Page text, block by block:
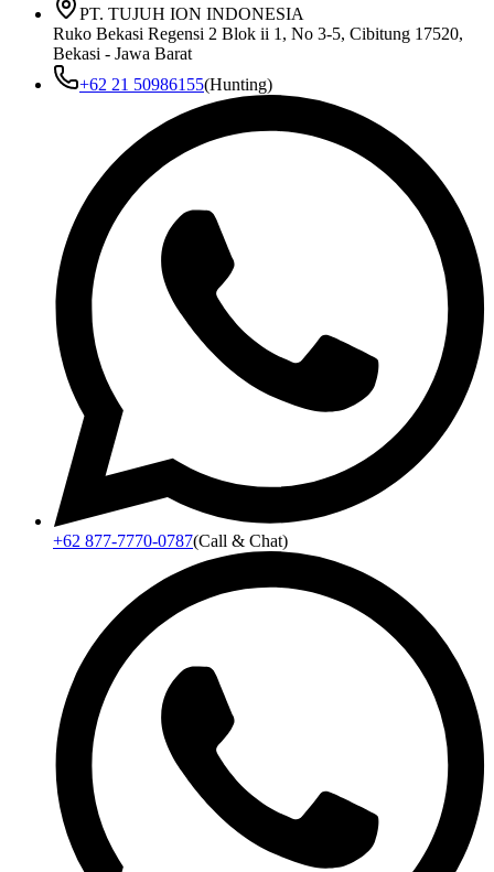
PT. TUJUH ION INDONESIA
Ruko Bekasi Regensi 2 Blok ii 1, No 3-5, Cibitung 17520,
Bekasi - Jawa Barat
+62 21 50986155(Hunting)
+62 877-7770-0787(Call & Chat)